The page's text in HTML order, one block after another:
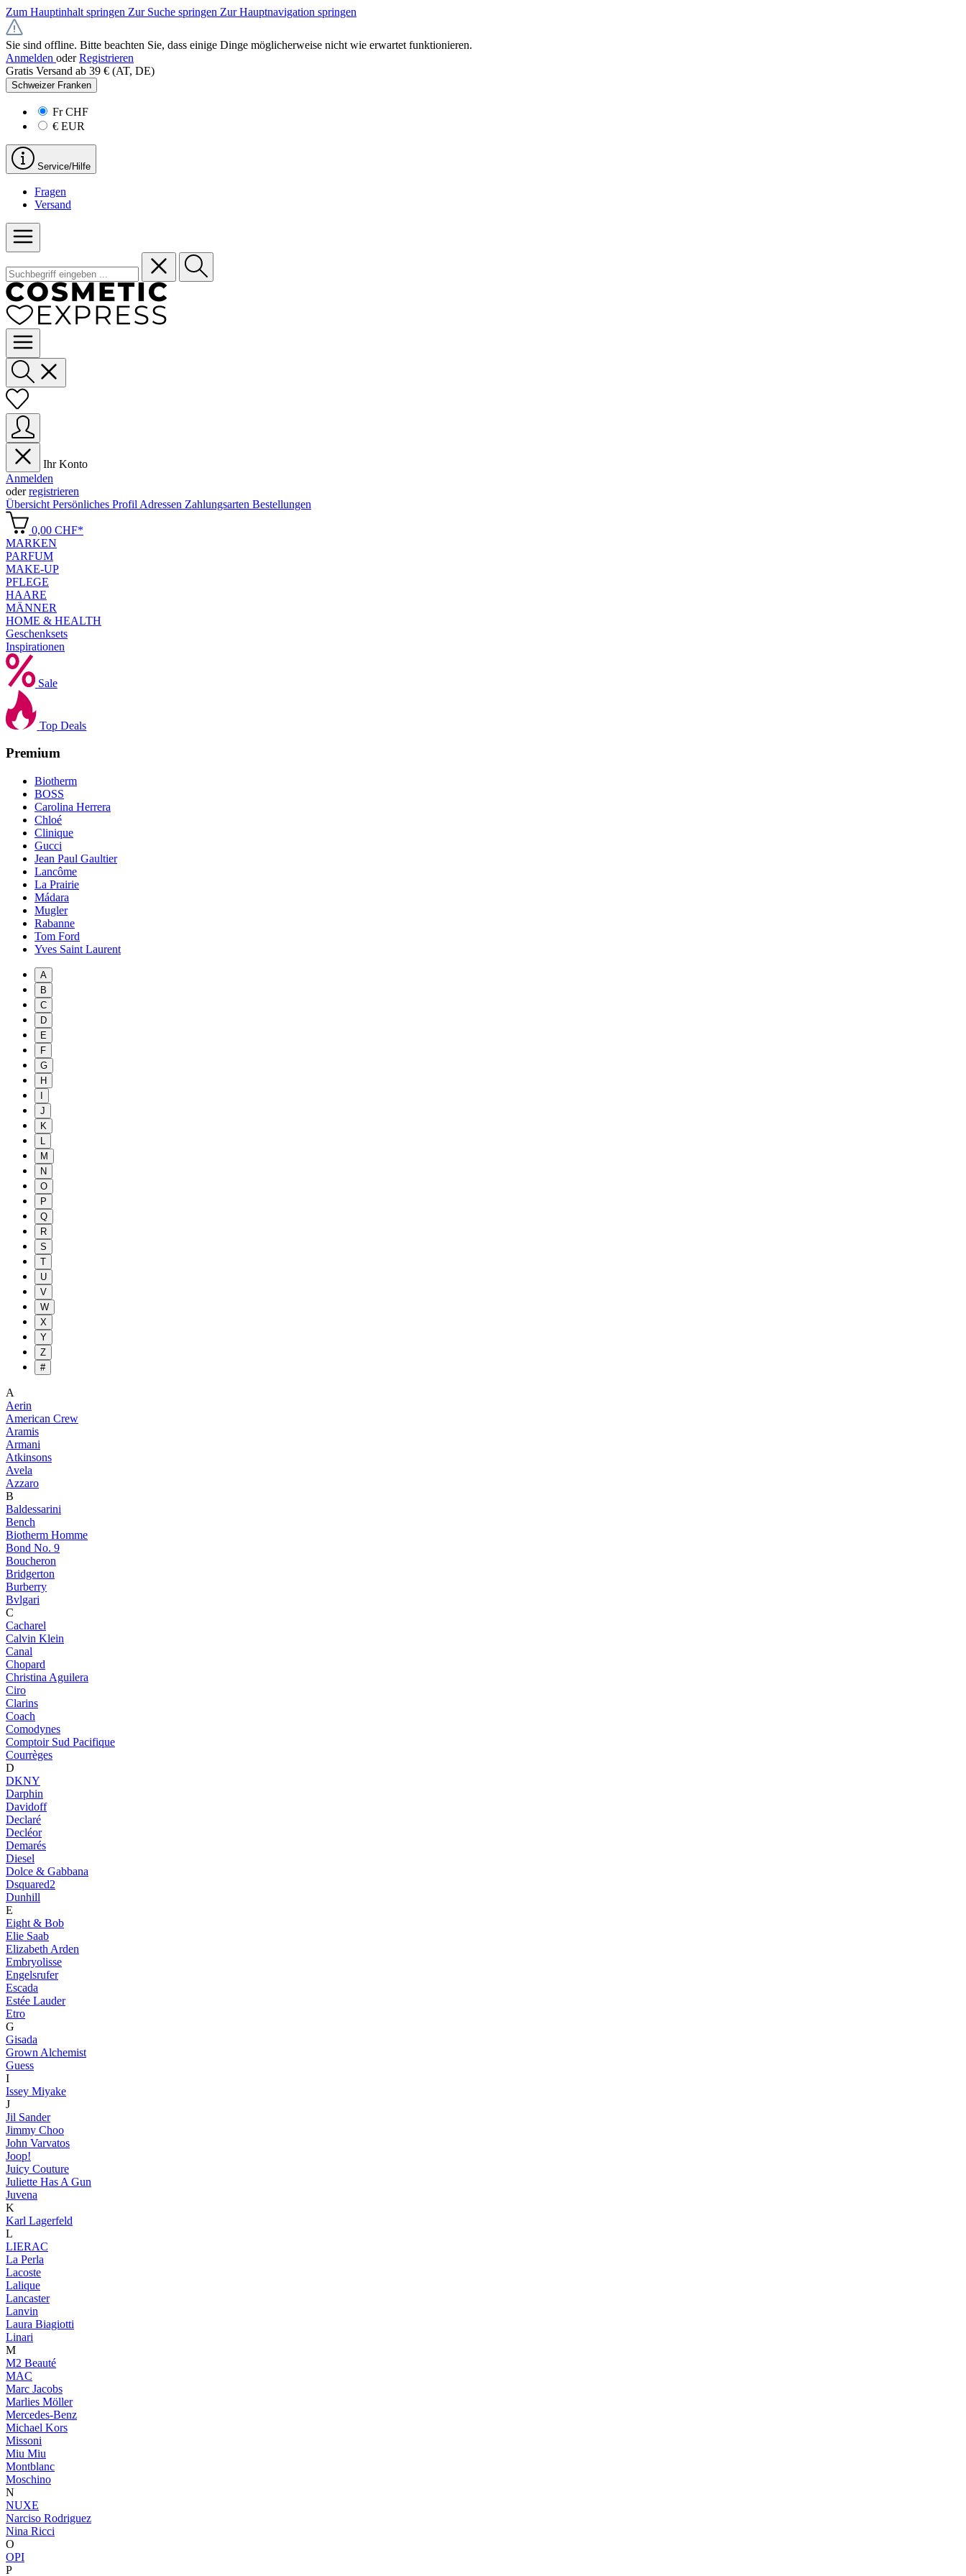
Zum Hauptinhalt springen Zur Suche springen Zur Hauptnavigation springen
Sie sind offline. Bitte beachten Sie, dass einige Dinge möglicherweise nicht wie erwartet funktionieren.
Anmelden oder Registrieren
Gratis Versand ab 39 € (AT, DE)
Schweizer Franken
FrCHF
€ EUR
Service/Hilfe
Fragen
Versand
Ihr Konto
Anmelden
oderregistrieren
Übersicht Persönliches Profil Adressen Zahlungsarten Bestellungen
0,00 CHF*
MARKEN
PARFUM
MAKE-UP
PFLEGE
HAARE
MÄNNER
HOME & HEALTH
Geschenksets
Inspirationen
Sale
Top Deals
Premium
Biotherm
BOSS
Carolina Herrera
Chloé
Clinique
Gucci
Jean Paul Gaultier
Lancôme
La Prairie
Mádara
Mugler
Rabanne
Tom Ford
Yves Saint Laurent
A
B
C
D
E
F
G
H
J
K
L
M
N
O
P
Q
R
S
T
U
V
W
X
Y
Z
#
A
Aerin
American Crew
Aramis
Armani
Atkinsons
Avela
Azzaro
B
Baldessarini
Bench
Biotherm Homme
Bond No. 9
Boucheron
Bridgerton
Burberry
Bvlgari
C
Cacharel
Calvin Klein
Canal
Chopard
Christina Aguilera
Ciro
Clarins
Coach
Comodynes
Comptoir Sud Pacifique
Courrèges
D
DKNY
Darphin
Davidoff
Declaré
Decléor
Demarés
Diesel
Dolce & Gabbana
Dsquared2
Dunhill
E
Eight & Bob
Elie Saab
Elizabeth Arden
Embryolisse
Engelsrufer
Escada
Estée Lauder
Etro
G
Gisada
Grown Alchemist
Guess
I
Issey Miyake
J
Jil Sander
Jimmy Choo
John Varvatos
Joop!
Juicy Couture
Juliette Has A Gun
Juvena
K
Karl Lagerfeld
L
LIERAC
La Perla
Lacoste
Lalique
Lancaster
Lanvin
Laura Biagiotti
Linari
M
M2 Beauté
MAC
Marc Jacobs
Marlies Möller
Mercedes-Benz
Michael Kors
Missoni
Miu Miu
Montblanc
Moschino
N
NUXE
Narciso Rodriguez
Nina Ricci
O
OPI
P